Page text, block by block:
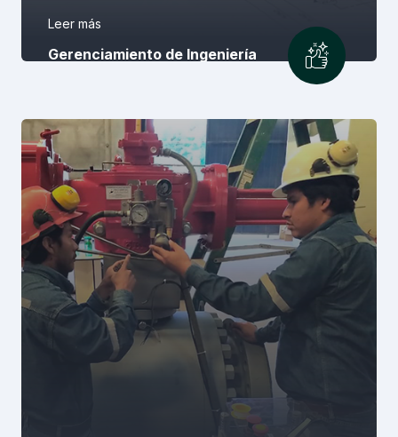
Gerenciamiento de Ingeniería
Leer más